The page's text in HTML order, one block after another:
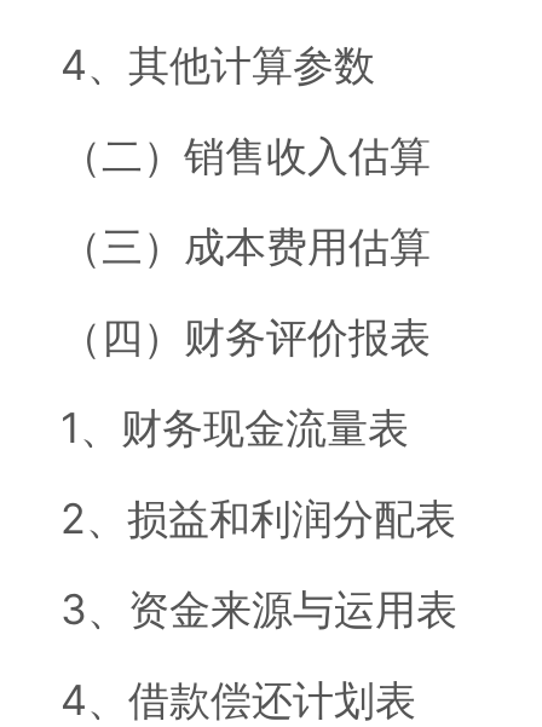
4、其他计算参数
（二）销售收入估算
（三）成本费用估算
（四）财务评价报表
1、财务现金流量表
2、损益和利润分配表
3、资金来源与运用表
4、借款偿还计划表